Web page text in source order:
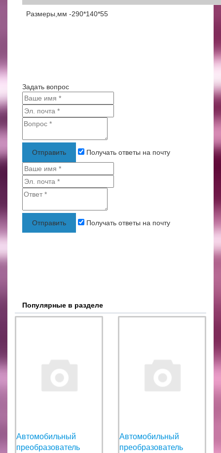
Размеры,мм -290*140*55
Задать вопрос
Отправить Получать ответы на почту
Отправить Получать ответы на почту
Популярные в разделе
Автомобильный
преобразователь
Автомобильный
преобразователь